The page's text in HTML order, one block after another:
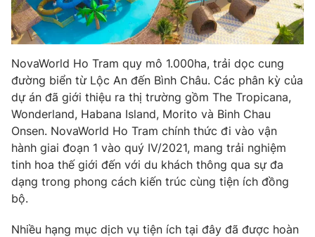
NovaWorld Ho Tram quy mô 1.000ha, trải dọc cung
đường biển từ Lộc An đến Bình Châu. Các phân kỳ của
dự án đã giới thiệu ra thị trường gồm The Tropicana,
Wonderland, Habana Island, Morito và Binh Chau
Onsen. NovaWorld Ho Tram chính thức đi vào vận
hành giai đoạn 1 vào quý IV/2021, mang trải nghiệm
tinh hoa thế giới đến với du khách thông qua sự đa
dạng trong phong cách kiến trúc cùng tiện ích đồng
bộ.
Nhiều hạng mục dịch vụ tiện ích tại đây đã được hoàn